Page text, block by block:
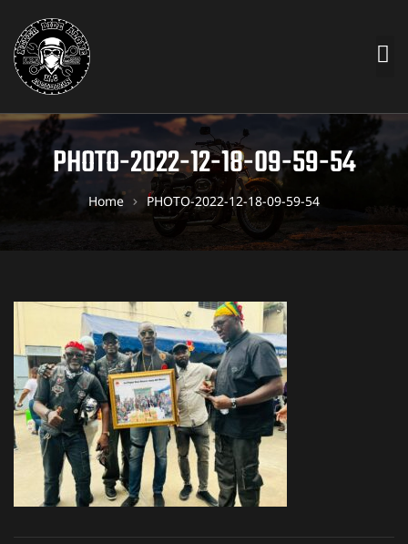
PHOTO-2022-12-18-09-59-54
Home PHOTO-2022-12-18-09-59-54